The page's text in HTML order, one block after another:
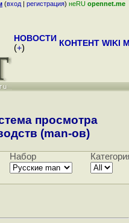
(вход | регистрация) неRU opennet.me
НОВОСТИ
(+) КОНТЕНТ WIKI
просмотра
(man-ов)
Набор